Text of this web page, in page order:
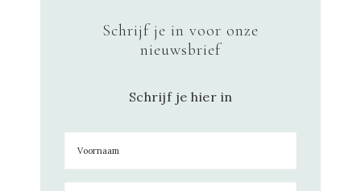
Schrijf je in voor onze
nieuwsbrief
Schrijf je hier in